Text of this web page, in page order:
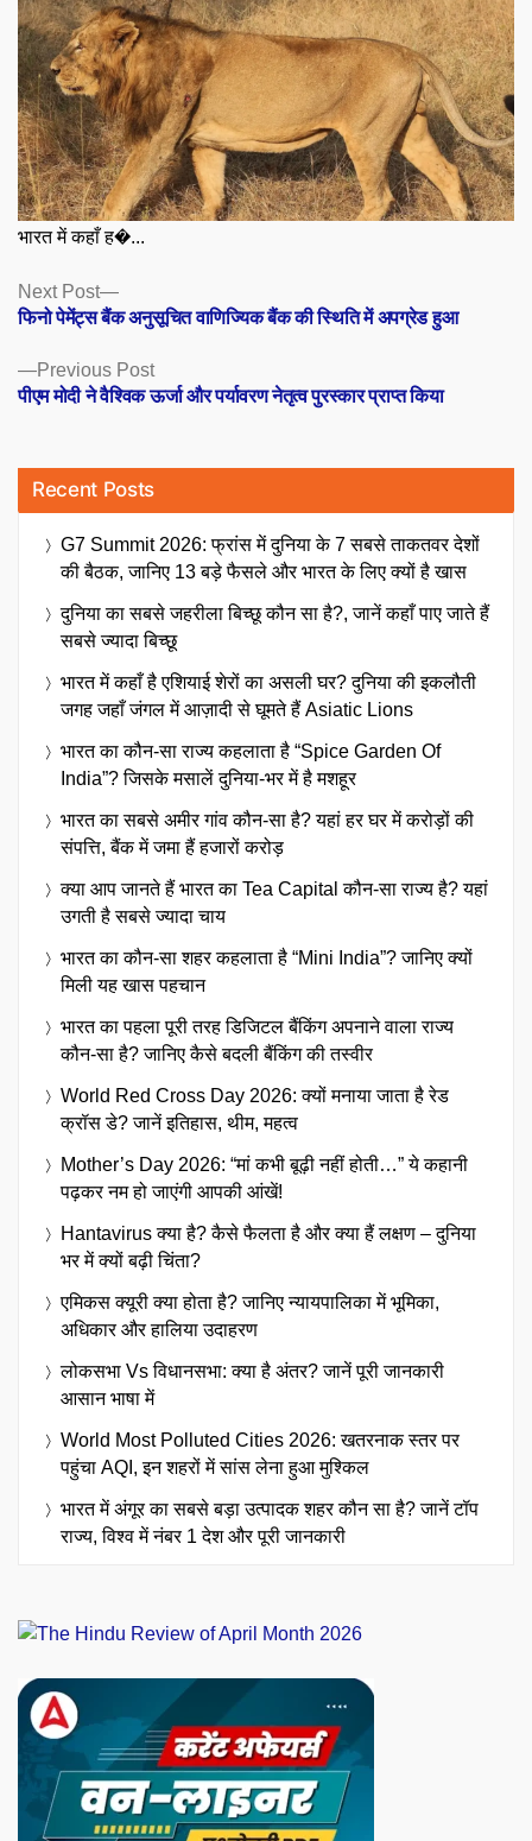
भारत में कहाँ ह�...
Posts
navigation
Previous PostPrevious
post:
पीएम मोदी ने वैश्विक ऊर्जा और पर्यावरण नेतृत्व पुरस्कार प्राप्त किया
Next Post
Next
post:
फिनो पेमेंट्स बैंक अनुसूचित वाणिज्यिक बैंक की स्थिति में अपग्रेड हुआ
Recent Posts
G7 Summit 2026: फ्रांस में दुनिया के 7 सबसे ताकतवर देशों
की बैठक, जानिए 13 बड़े फैसले और भारत के लिए क्यों है खास
दुनिया का सबसे जहरीला बिच्छू कौन सा है?, जानें कहाँ पाए जाते हैं
सबसे ज्यादा बिच्छू
भारत में कहाँ है एशियाई शेरों का असली घर? दुनिया की इकलौती
जगह जहाँ जंगल में आज़ादी से घूमते हैं Asiatic Lions
भारत का कौन-सा राज्य कहलाता है “Spice Garden Of
India”? जिसके मसालें दुनिया-भर में है मशहूर
भारत का सबसे अमीर गांव कौन-सा है? यहां हर घर में करोड़ों की
संपत्ति, बैंक में जमा हैं हजारों करोड़
क्या आप जानते हैं भारत का Tea Capital कौन-सा राज्य है? यहां
उगती है सबसे ज्यादा चाय
भारत का कौन-सा शहर कहलाता है “Mini India”? जानिए क्यों
मिली यह खास पहचान
भारत का पहला पूरी तरह डिजिटल बैंकिंग अपनाने वाला राज्य
कौन-सा है? जानिए कैसे बदली बैंकिंग की तस्वीर
World Red Cross Day 2026: क्यों मनाया जाता है रेड
क्रॉस डे? जानें इतिहास, थीम, महत्व
Mother’s Day 2026: “मां कभी बूढ़ी नहीं होती…” ये कहानी
पढ़कर नम हो जाएंगी आपकी आंखें!
Hantavirus क्या है? कैसे फैलता है और क्या हैं लक्षण – दुनिया
भर में क्यों बढ़ी चिंता?
एमिकस क्यूरी क्या होता है? जानिए न्यायपालिका में भूमिका,
अधिकार और हालिया उदाहरण
लोकसभा Vs विधानसभा: क्या है अंतर? जानें पूरी जानकारी
आसान भाषा में
World Most Polluted Cities 2026: खतरनाक स्तर पर
पहुंचा AQI, इन शहरों में सांस लेना हुआ मुश्किल
भारत में अंगूर का सबसे बड़ा उत्पादक शहर कौन सा है? जानें टॉप
राज्य, विश्व में नंबर 1 देश और पूरी जानकारी